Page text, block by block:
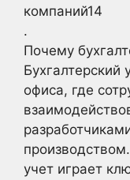
компаний14
.
Почему
Бухгалтерский
офиса, где
учет играет